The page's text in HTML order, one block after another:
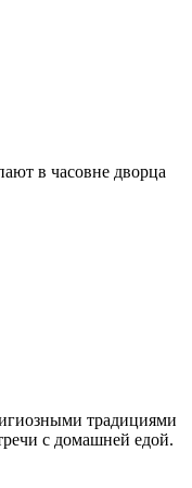
в часовне дворца
традициями
с домашней едой.